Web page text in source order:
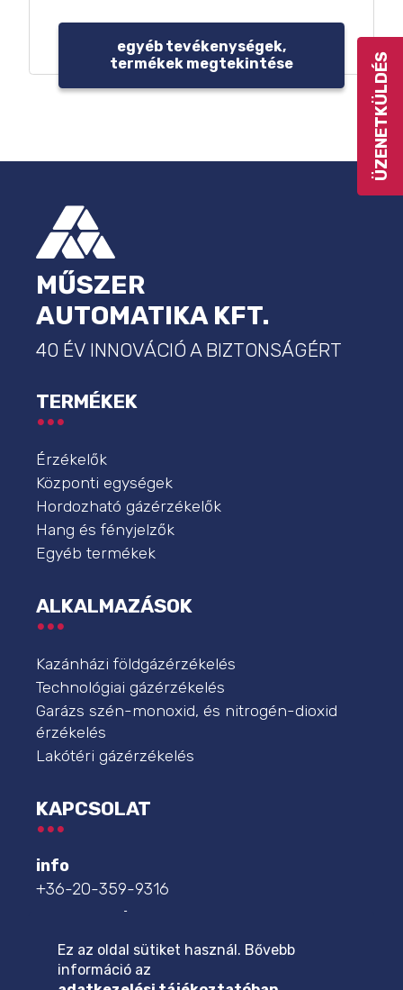
Ez az oldal sütiket használ. Bővebb
információ az
ÜZENETKÜLDÉS
egyéb tevékenységek,
termékek megtekintése
MŰSZER
AUTOMATIKA KFT.
40 ÉV INNOVÁCIÓ A BIZTONSÁGÉRT
TERMÉKEK
Érzékelők
Központi egységek
Hordozható gázérzékelők
Hang és fényjelzők
Egyéb termékek
ALKALMAZÁSOK
Kazánházi földgázérzékelés
Technológiai gázérzékelés
Garázs szén-monoxid, és nitrogén-dioxid
érzékelés
Lakótéri gázérzékelés
KAPCSOLAT
info
+36-20-359-9316
szakszerviz
+36-20-359-9332
további elérhetőségek